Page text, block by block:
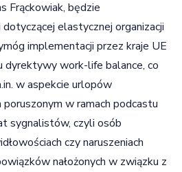
Frąckowiak, będzie
elastycznej organizacji
implementacji przez kraje UE
dyrektywy work-life balance, co
w aspekcie urlopów
w ramach podcastu
sygnalistów, czyli osób
czy naruszeniach
nałożonych w związku z